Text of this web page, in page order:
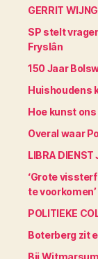
GERRIT
SP stelt
Fryslân
150 Jaar
Huishoudens
Hoe kunst
Overal waar
LIBRA DIENST
‘Grote
te voorkomen’
POLITIEKE
Boterberg zit
Bij